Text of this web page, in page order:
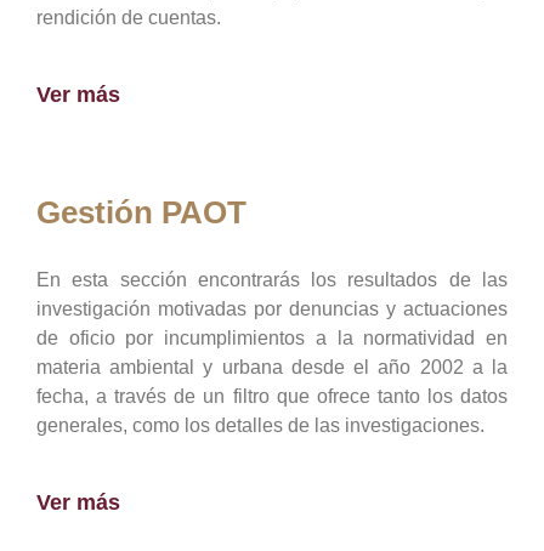
rendición de cuentas.
Ver más
Gestión PAOT
En esta sección encontrarás los resultados de las
investigación motivadas por denuncias y actuaciones
de oficio por incumplimientos a la normatividad en
materia ambiental y urbana desde el año 2002 a la
fecha, a través de un filtro que ofrece tanto los datos
generales, como los detalles de las investigaciones.
Ver más